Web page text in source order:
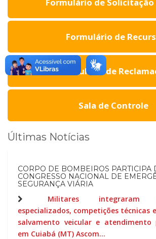
Formulário de
Formulário de
Formulário de
Sala de Controle
Últimas Notícias
CORPO DE BOMBEIROS PARTICIPA
CONGRESSO NACIONAL DE
SEGURANÇA VIÁRIA
Militares integraram
especializados, competições técnicas
salvamento veicular e atendimento
em Cuiabá (MT) Ascom...